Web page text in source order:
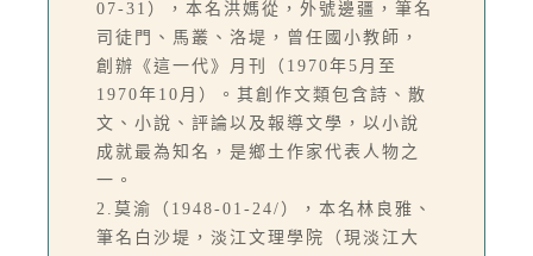
07-31），本名洪媽從，外號邊疆，筆名
司徒門、馬叢、洛堤，曾任國小教師，
創辦《這一代》月刊（1970年5月至
1970年10月）。其創作文類包含詩、散
文、小說、評論以及報導文學，以小說
成就最為知名，是鄉土作家代表人物之
一。
2.莫渝（1948-01-24/），本名林良雅、
筆名白沙堤，淡江文理學院（現淡江大